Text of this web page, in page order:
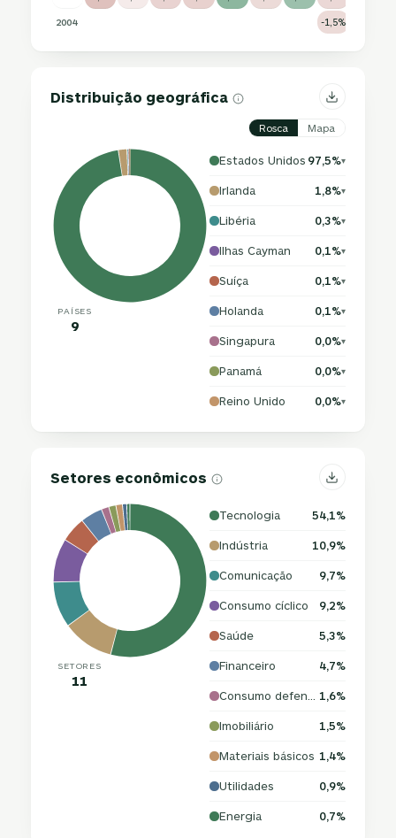
2004 -1,5%
Distribuição geográfica
Rosca Mapa
PAÍSES
9
Estados Unidos 97,5%▾
Irlanda 1,8%▾
Libéria 0,3%▾
Ilhas Cayman 0,1%▾
Suíça 0,1%▾
Holanda 0,1%▾
Singapura 0,0%▾
Panamá 0,0%▾
Reino Unido 0,0%▾
Setores econômicos
SETORES
11
Tecnologia 54,1%
Indústria 10,9%
Comunicação 9,7%
Consumo cíclico 9,2%
Saúde 5,3%
Financeiro 4,7%
1,6%
Imobiliário 1,5%
Materiais básicos 1,4%
Utilidades 0,9%
Energia 0,7%